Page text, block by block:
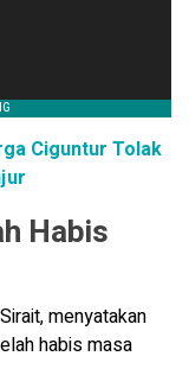
Ciguntur Tolak
Habis
menyatakan
habis masa